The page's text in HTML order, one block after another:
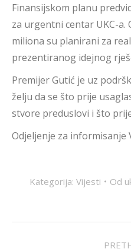
Finansijskom planu
za urgentni centar UKC-a.
miliona su planirani za
prezentiranog idejnog
Premijer Gutić je uz
želju da se što prije
stvore preduslovi i što
Odjeljenje za informisanje
Kategorija: Vijesti Od